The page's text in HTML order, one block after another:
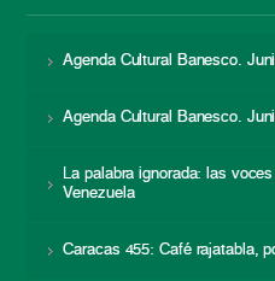
Agenda Cultural Banesco.
Agenda Cultural Banesco.
La palabra ignorada: las
Venezuela
Caracas 455: Café rajatabla,